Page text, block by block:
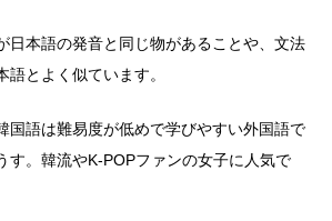
日本語の発音と同じ物があることや、文法
とよく似ています。
国語は難易度が低めで学びやすい外国語で
す。韓流やK-POPファンの女子に人気で